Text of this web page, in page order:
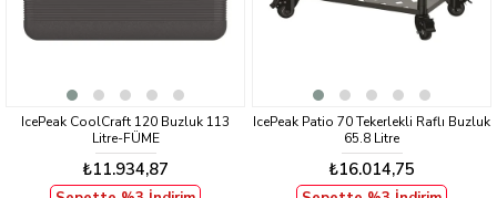
IcePeak CoolCraft 120 Buzluk 113
Litre-FÜME
₺11.934,87
IcePeak Patio 70 Tekerlekli Raflı Buzluk
65.8 Litre
₺16.014,75